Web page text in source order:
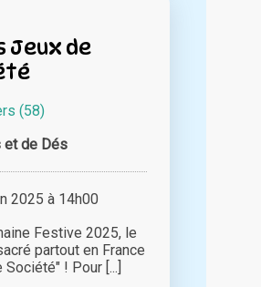
Jeux de
(58)
et de Dés
2025 à 14h00
Festive 2025, le
partout en France
! Pour [...]